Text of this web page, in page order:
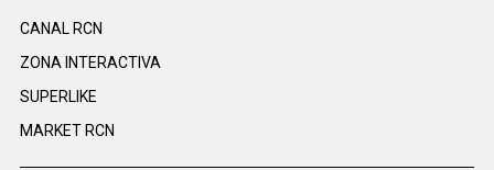
CANAL RCN
ZONA INTERACTIVA
SUPERLIKE
MARKET RCN